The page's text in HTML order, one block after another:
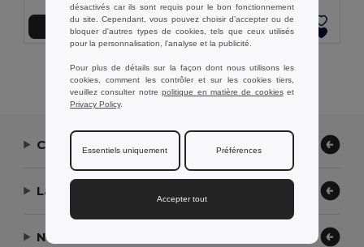
Affichage De Tous Les Produits.
Contactez-nous
Laissez-nous vous aider
Notre entreprise
désactivés car ils sont requis pour le bon fonctionnement
du site. Cependant, vous pouvez choisir d’accepter ou de
bloquer d'autres types de cookies, tels que ceux utilisés
pour la personnalisation, l'analyse et la publicité.
Pour plus de détails sur la façon dont nous utilisons les
cookies, comment les contrôler et sur les cookies tiers,
veuillez consulter notrepolitique en matière de cookieset
Privacy Policy.
Essentiels uniquement Préférences
Accepter tout